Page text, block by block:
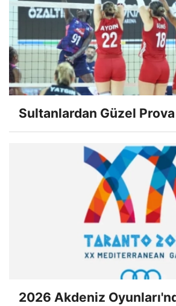
Sultanlardan Güzel Prova
2026 Akdeniz